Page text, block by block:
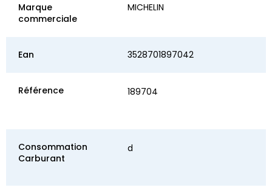
Marque
commerciale
MICHELIN
Ean 3528701897042
Référence 189704
Consommation
Carburant
d